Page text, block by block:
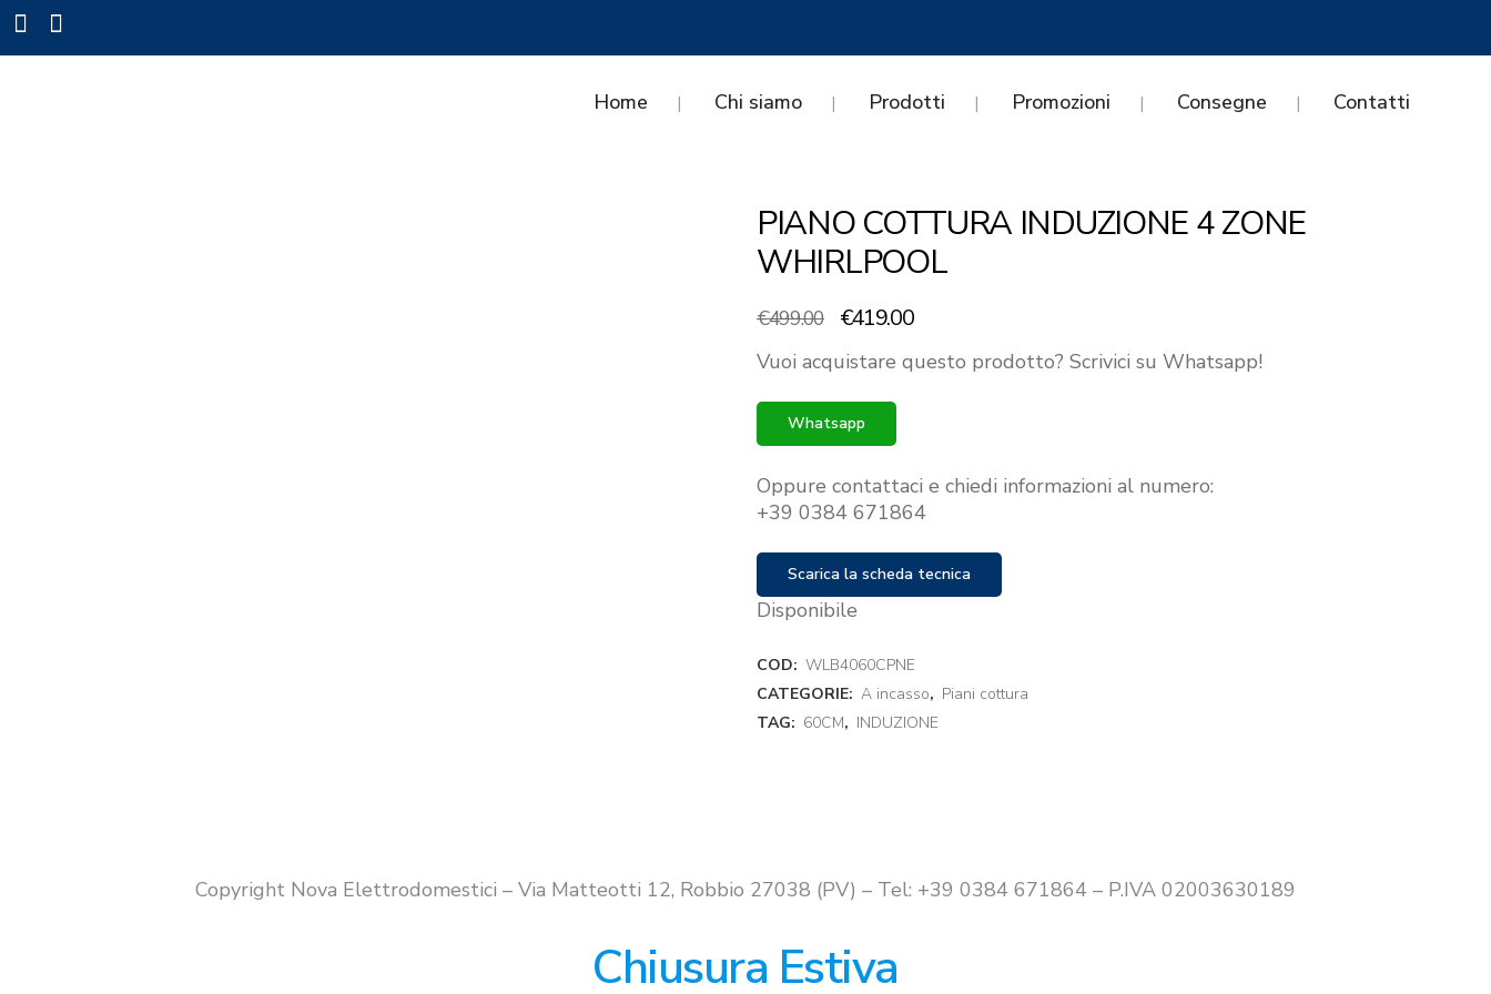
Home Chi siamo Prodotti Promozioni Consegne Contatti
PIANO COTTURA INDUZIONE 4 ZONE
WHIRLPOOL
€499.00
Il
originale
era:
€499.00.
€419.00Il
attuale
Vuoi acquistare questo prodotto? Scrivici su Whatsapp!
Whatsapp
Oppure contattaci e chiedi informazioni al numero:
+39 0384 671864
Scarica la scheda tecnica
Disponibile
COD: WLB4060CPNE
CATEGORIE: A incasso, Piani cottura
TAG: 60CM, INDUZIONE
Copyright Nova Elettrodomestici – Via Matteotti 12, Robbio 27038 (PV) – Tel: +39 0384 671864 – P.IVA 02003630189
Chiusura Estiva